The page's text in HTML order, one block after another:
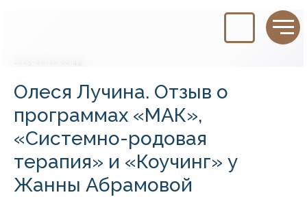
Олеся Лучина. Отзыв о
программах «МАК»,
«Системно-родовая
терапия» и «Коучинг» у
Жанны Абрамовой